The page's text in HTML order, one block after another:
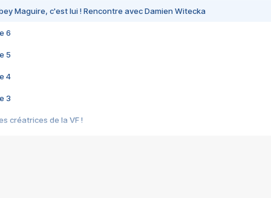
Maguire, c'est lui ! Rencontre avec Damien Witecka
6
5
4
3
créatrices de la VF !